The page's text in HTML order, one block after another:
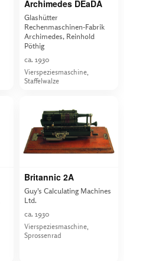
Archimedes DEaDA
Glashütter
Rechenmaschinen-Fabrik
Archimedes, Reinhold
Pöthig
ca. 1930
Vierspeziesmaschine,
Staffelwalze
Britannic 2A
Guy's Calculating Machines
Ltd.
ca. 1930
Vierspeziesmaschine,
Sprossenrad